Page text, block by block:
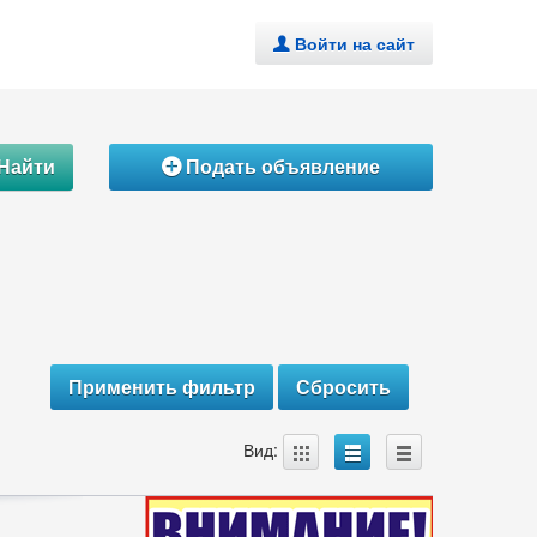
. Войти на сайт
ÁПодать объявление
Вид: A B C